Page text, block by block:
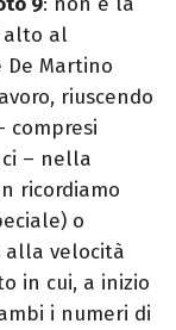
alto al
De Martino
riuscendo
compresi
– nella
ricordiamo
o
alla velocità
in cui, a inizio
i numeri di